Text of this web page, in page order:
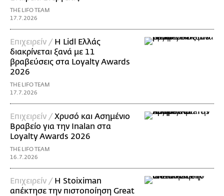
THE LIFO TEAM
17.7.2026
Επιχειρείν / Η Lidl Ελλάς
διακρίνεται ξανά με 11
βραβεύσεις στα Loyalty Awards
2026
THE LIFO TEAM
17.7.2026
Επιχειρείν /Χρυσό και Ασημένιο
Βραβείο για την Inalan στα
Loyalty Awards 2026
THE LIFO TEAM
16.7.2026
Επιχειρείν / Η Stoiximan
απέκτησε την πιστοποίηση Great